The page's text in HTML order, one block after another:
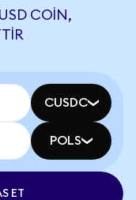
COIN,
CUSDC
POLS
ET